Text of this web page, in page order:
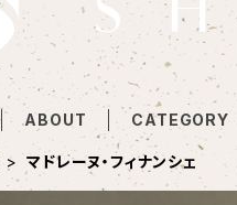
ABOUT CATEGORY
マドレーヌ・フィナンシェ